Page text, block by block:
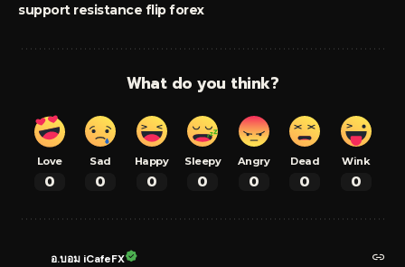
support resistance flip forex
What do you think?
Love
0
Sad
0
Happy
0
Sleepy
0
Angry
0
Dead
0
Wink
0
อ.บอม iCafeFX